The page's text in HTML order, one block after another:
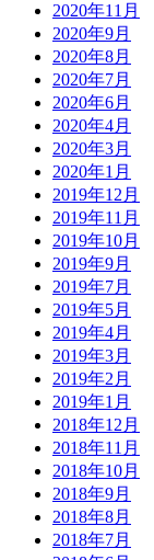
2020年11月
2020年9月
2020年8月
2020年7月
2020年6月
2020年4月
2020年3月
2020年1月
2019年12月
2019年11月
2019年10月
2019年9月
2019年7月
2019年5月
2019年4月
2019年3月
2019年2月
2019年1月
2018年12月
2018年11月
2018年10月
2018年9月
2018年8月
2018年7月